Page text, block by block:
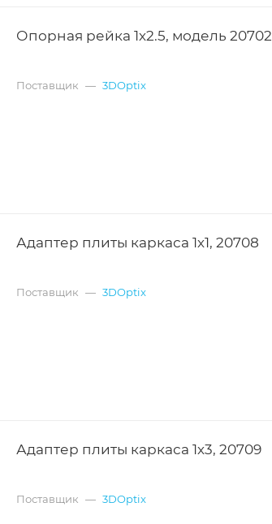
Опорная рейка 1х2.5, модель 20702
Поставщик — 3DOptix
Адаптер плиты каркаса 1х1, 20708
Поставщик — 3DOptix
Адаптер плиты каркаса 1х3, 20709
Поставщик — 3DOptix